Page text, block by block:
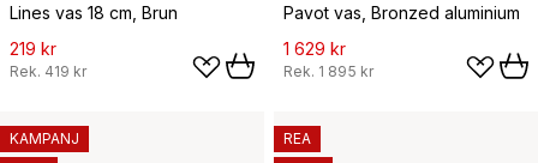
Lines vas 18 cm, Brun
219 kr
Rek. 419 kr
Pavot vas, Bronzed aluminium
1 629 kr
Rek. 1 895 kr
KAMPANJ
REA